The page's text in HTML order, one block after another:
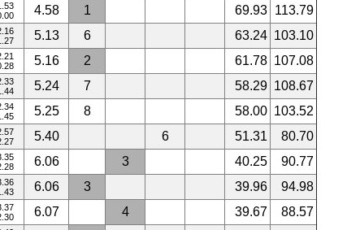
4.58 1 69.93 113.79
5.13 6 63.24 103.10
5.16 2 61.78 107.08
5.24 7 58.29 108.67
5.25 8 58.00 103.52
5.40 6 51.31
80.70
6.06 3 40.25
90.77
6.06 3 39.96
94.98
6.07 4 39.67 88.57